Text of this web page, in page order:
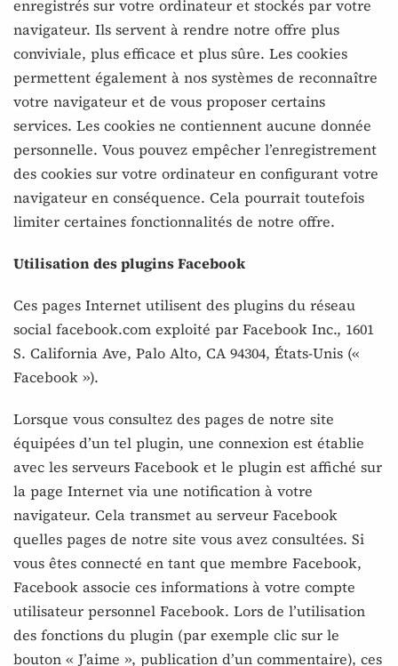
enregistrés sur votre ordinateur et stockés par votre
navigateur. Ils servent à rendre notre offre plus
conviviale, plus efficace et plus sûre. Les cookies
permettent également à nos systèmes de reconnaître
votre navigateur et de vous proposer certains
services. Les cookies ne contiennent aucune donnée
personnelle. Vous pouvez empêcher l’enregistrement
des cookies sur votre ordinateur en configurant votre
navigateur en conséquence. Cela pourrait toutefois
limiter certaines fonctionnalités de notre offre.
Utilisation des plugins Facebook
Ces pages Internet utilisent des plugins du réseau
social facebook.com exploité par Facebook Inc., 1601
S. California Ave, Palo Alto, CA 94304, États-Unis («
Facebook »).
Lorsque vous consultez des pages de notre site
équipées d’un tel plugin, une connexion est établie
avec les serveurs Facebook et le plugin est affiché sur
la page Internet via une notification à votre
navigateur. Cela transmet au serveur Facebook
quelles pages de notre site vous avez consultées. Si
vous êtes connecté en tant que membre Facebook,
Facebook associe ces informations à votre compte
utilisateur personnel Facebook. Lors de l’utilisation
des fonctions du plugin (par exemple clic sur le
bouton « J’aime », publication d’un commentaire), ces